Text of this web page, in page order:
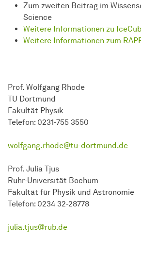
Zum zweiten Beitrag im
Science
Weitere Informationen zu
Weitere Informationen zum
Prof. Wolfgang Rhode
TU Dortmund
Fakultät Physik
Telefon: 0231-755 3550
wolfgang.rhode@tu-dortmund.de
Prof. Julia Tjus
Ruhr-Universität Bochum
Fakultät für Physik und Astronomie
Telefon: 0234 32-28778
julia.tjus@rub.de